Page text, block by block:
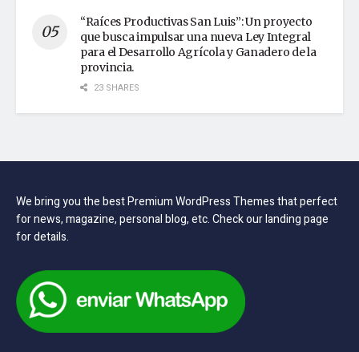
“Raíces Productivas San Luis”: Un proyecto
que busca impulsar una nueva Ley Integral
para el Desarrollo Agrícola y Ganadero de la
provincia.
23 SHARES
We bring you the best Premium WordPress Themes that perfect
for news, magazine, personal blog, etc. Check our landing page
for details.